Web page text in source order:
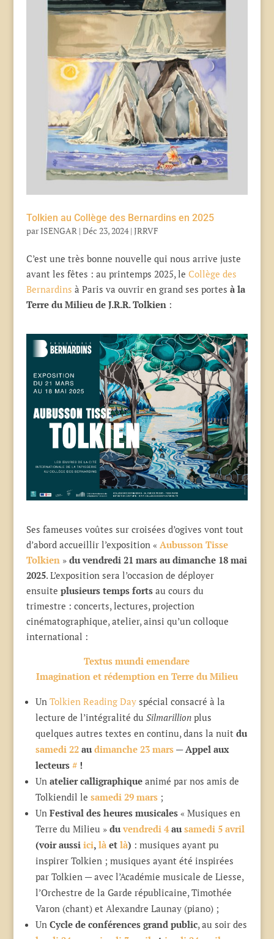
Tolkien au Collège des Bernardins en 2025
parISENGAR | Déc 23, 2024| JRRVF
C’est une très bonne nouvelle qui nous arrive juste
avant les fêtes : au printemps 2025, le Collège des
Bernardins à Paris va ouvrir en grand ses portes à la
Terre du Milieu de J.R.R. Tolkien :
Ses fameuses voûtes sur croisées d’ogives vont tout
d’abord accueillir l’exposition « Aubusson Tisse
Tolkien » du vendredi 21 mars au dimanche 18 mai
2025. L’exposition sera l’occasion de déployer
ensuite plusieurs temps fortsau cours du
trimestre : concerts, lectures, projection
cinématographique, atelier, ainsi qu’un colloque
international :
Textus mundi emendare
Imagination et rédemption en Terre du Milieu
Un Tolkien Reading Dayspécial consacré à la
lecture de l’intégralité du Silmarillionplus
quelques autres textes en continu, dans la nuit du
samedi 22au dimanche 23 mars—Appel aux
lecteurs #!
Un atelier calligraphiqueanimé par nos amis de
Tolkiendil le samedi 29 mars;
Un Festival des heures musicales« Musiques en
Terre du Milieu » duvendredi 4au samedi 5 avril
(voir aussi ici, làet là) : musiques ayant pu
inspirer Tolkien ; musiques ayant été inspirées
par Tolkien — avec l’Académie musicale de Liesse,
l’Orchestre de la Garde républicaine, Timothée
Varon (chant) et Alexandre Launay (piano) ;
Un Cycle de conférences grand public, au soir des